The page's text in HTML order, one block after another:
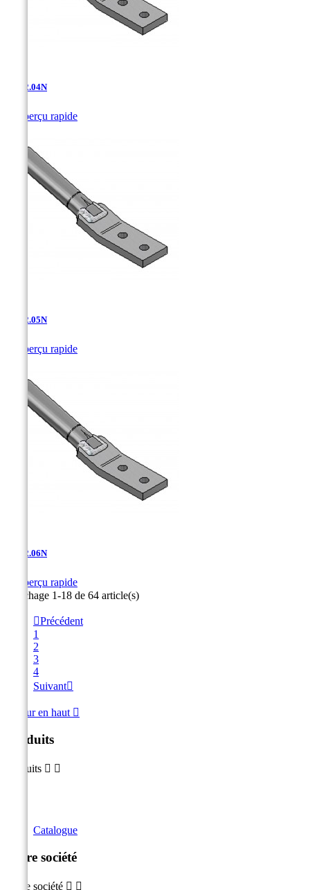
AT-12.04N
Aperçu rapide
AT-12.05N
Aperçu rapide
AT-12.06N
Aperçu rapide
Affichage 1-18 de 64 article(s)
Précédent
1
2
3
4
Suivant
Retour en haut 
Produits
Produits  
Catalogue
Notre société
Notre société  